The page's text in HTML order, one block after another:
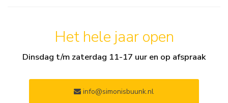
Het hele jaar open
Dinsdag t/m zaterdag 11-17 uur en op afspraak
info@simonisbuunk.nl